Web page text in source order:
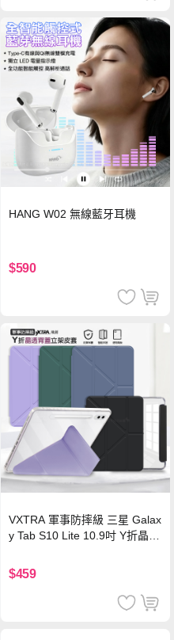
HANG W02 無線藍牙耳機
$590
VXTRA 軍事防摔級 三星 Galax
y Tab S10 Lite 10.9吋 Y折晶透
$459